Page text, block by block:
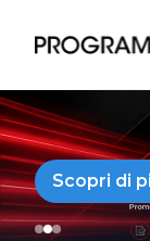
Scopri di